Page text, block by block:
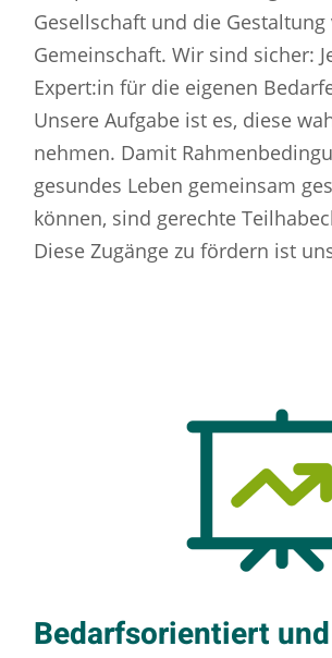
Gesellschaft und die
Gemeinschaft. Wir sind sicher:
Expert:in für die eigenen
Unsere Aufgabe ist es, diese
nehmen. Damit
gesundes Leben gemeinsam
können, sind gerechte
Diese Zugänge zu fördern ist
Bedarfsorientiert